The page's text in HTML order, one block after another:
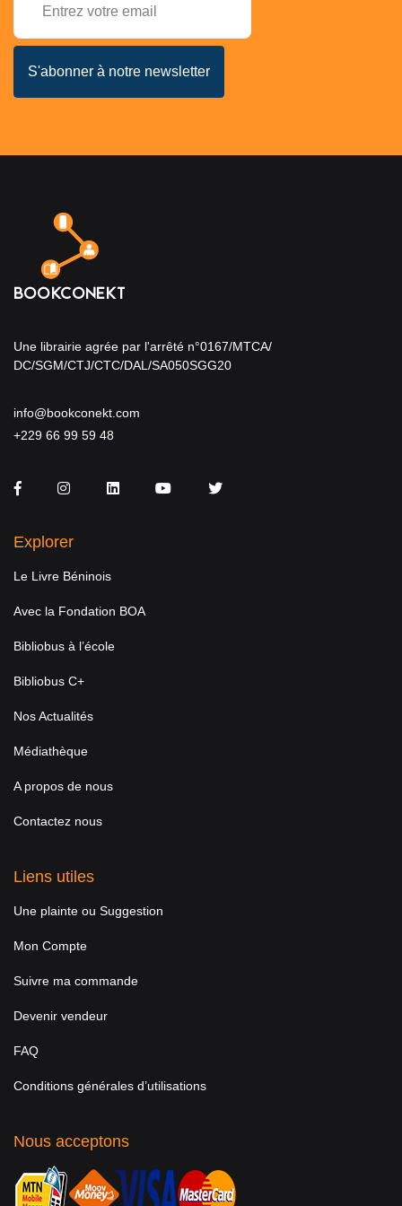
Une librairie agrée par l'arrêté n°0167/MTCA/
DC/SGM/CTJ/CTC/DAL/SA050SGG20
info@bookconekt.com
+229 66 99 59 48
FacebookInstagramLinkedInYou TubeTwitter
Explorer
Le Livre Béninois
Avec la Fondation BOA
Bibliobus à l’école
Bibliobus C+
Nos Actualités
Médiathèque
A propos de nous
Contactez nous
Liens utiles
Une plainte ou Suggestion
Mon Compte
Suivre ma commande
Devenir vendeur
FAQ
Conditions générales d’utilisations
Nous acceptons